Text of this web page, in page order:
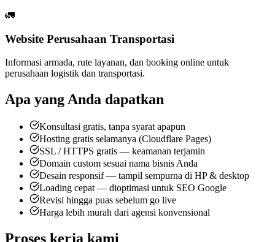
🚛
Website Perusahaan Transportasi
Informasi armada, rute layanan, dan booking online untuk
perusahaan logistik dan transportasi.
Apa yang Anda dapatkan
Konsultasi gratis, tanpa syarat apapun
Hosting gratis selamanya (Cloudflare Pages)
SSL / HTTPS gratis — keamanan terjamin
Domain custom sesuai nama bisnis Anda
Desain responsif — tampil sempurna di HP & desktop
Loading cepat — dioptimasi untuk SEO Google
Revisi hingga puas sebelum go live
Harga lebih murah dari agensi konvensional
Proses kerja kami